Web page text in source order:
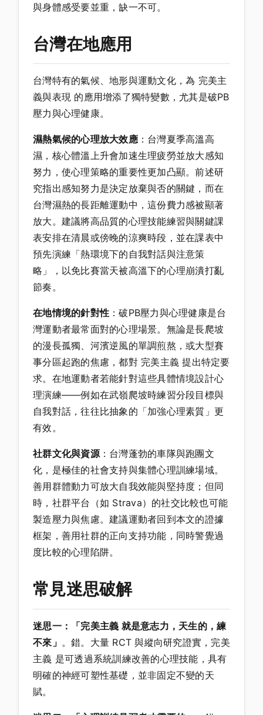
與身體感受要並重，缺一不可。
台灣在地應用
台灣特有的氣候、地形與運動文化，為 完美主
義與表現 的應用增添了獨特變數，尤其是破PB
壓力與心理健康。
濕熱氣候的心理放大效應：台灣夏季高溫高
濕，核心體溫上升會加速生理疲勞並放大感知
努力，使心理策略的重要性更加凸顯。前述研
究指出感知努力是決定放棄與否的關鍵，而在
台灣濕熱的長距離運動中，這份費力感被顯著
放大。建議將高品質的心理技能練習與關鍵課
表安排在清晨或傍晚的涼爽時段，並在課表中
預先演練「熱環境下的自我對話與注意策
略」，以免比賽當天被高溫下的心理崩潰打亂
節奏。
在地情境的針對性 ：破PB壓力與心理健康是台
灣運動者最常面對的心理場景。無論是長爬坡
的漫長孤獨、河濱逆風的單調煎熬，或大型賽
事分區起跑的焦慮，都對 完美主義 提出特定要
求。在地運動者若能針對這些具體情境設計心
理演練——例如在武嶺爬坡時練習分段目標與
自我對話，往往比抽象的「加強心理素質」更
有效。
社群文化與資源：台灣蓬勃的車隊與跑團文
化，是極佳的社會支持與集體心理訓練場域。
善用群體動力可放大自我效能與堅持度；但同
時，社群平台（如 Strava）的社交比較也可能
製造壓力與焦慮。建議運動者回到本文的證據
框架，善用社群的正向支持功能，同時警覺過
度比較的心理陷阱。
常見迷思破解
迷思一：「完美主義 就是意志力，天生的，練
不來」 。錯。大量 RCT 與縱向研究證實，完美
主義 是可透過系統訓練改善的心理技能，具有
明確的神經可塑性基礎，並非固定不變的天
賦。